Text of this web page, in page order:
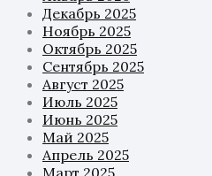
Декабрь 2025
Ноябрь 2025
Октябрь 2025
Сентябрь 2025
Август 2025
Июль 2025
Июнь 2025
Май 2025
Апрель 2025
Март 2025